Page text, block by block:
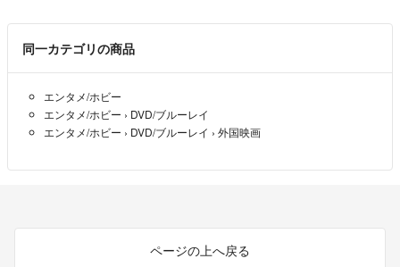
す。（巻数の多いDVDは不織布に入れてジャケットとディスクのみに
て、メール便発送いたします）
＝＝＝＝＝＝＝＝＝＝＝＝＝＝
▼特商法
▼返品特約
同一カテゴリの商品
エンタメ/ホビー
エンタメ/ホビー › DVD/ブルーレイ
エンタメ/ホビー › DVD/ブルーレイ › 外国映画
ページの上へ戻る